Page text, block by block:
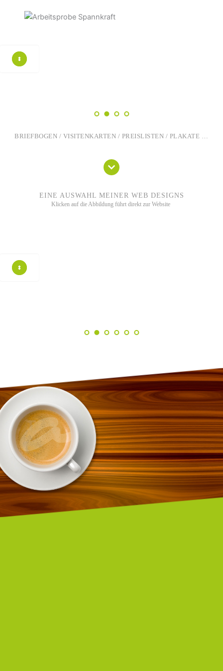
BRIEFBOGEN / VISITENKARTEN / PREISLISTEN / PLAKATE …
EINE AUSWAHL MEINER WEB DESIGNS
Klicken auf die Abbildung führt direkt zur Website
Ich nehme mir
Zeit für Sie